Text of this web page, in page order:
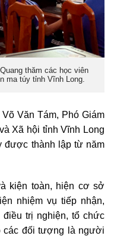
thăm các học viên
ma túy tỉnh Vĩnh Long.
Văn Tám, Phó Giám
Xã hội tỉnh Vĩnh Long
được thành lập từ năm
kiện toàn, hiện cơ sở
nhiệm vụ tiếp nhận,
trị nghiện, tổ chức
các đối tượng là người